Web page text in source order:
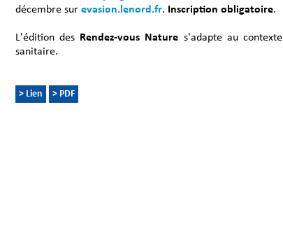
décembre sur evasion.lenord.fr. Inscription obligatoire.
L'édition des Rendez-vous Nature s'adapte au contexte
sanitaire.
> Lien > PDF